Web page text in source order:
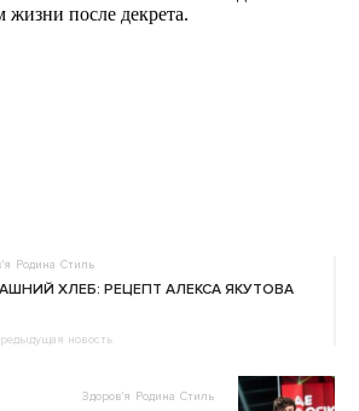
Родина Стиль
ХЛЕБ: РЕЦЕПТ АЛЕКСА ЯКУТОВА
новость
Здоров'я Родина Стиль